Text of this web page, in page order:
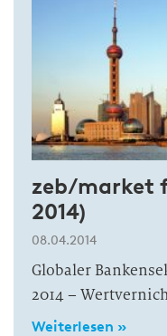
zeb/market
2014)
08.04.2014
Globaler
2014 –
Weiterlesen »